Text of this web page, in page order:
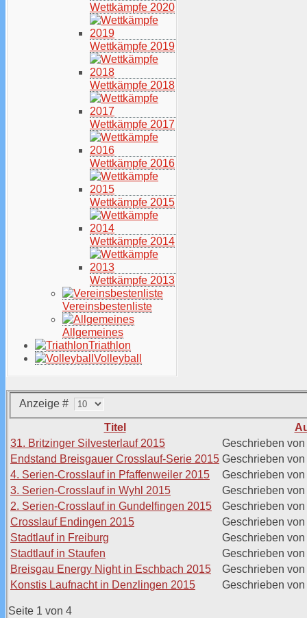
Wettkämpfe 2020
Wettkämpfe 2019
Wettkämpfe 2018
Wettkämpfe 2017
Wettkämpfe 2016
Wettkämpfe 2015
Wettkämpfe 2014
Wettkämpfe 2013
Vereinsbestenliste
Allgemeines
Triathlon
Volleyball
Anzeige #
Titel
31. Britzinger Silvesterlauf 2015
Geschrieben
Endstand Breisgauer Crosslauf-Serie 2015 Geschrieben
4. Serien-Crosslauf in Pfaffenweiler 2015
Geschrieben
3. Serien-Crosslauf in Wyhl 2015
Geschrieben
2. Serien-Crosslauf in Gundelfingen 2015
Geschrieben
Crosslauf Endingen 2015
Geschrieben
Stadtlauf in Freiburg
Geschrieben
Stadtlauf in Staufen
Geschrieben
Breisgau Energy Night in Eschbach 2015
Geschrieben
Konstis Laufnacht in Denzlingen 2015
Geschrieben
Seite 1 von 4